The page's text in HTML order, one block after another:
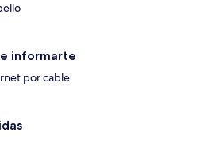
informarte
por cable